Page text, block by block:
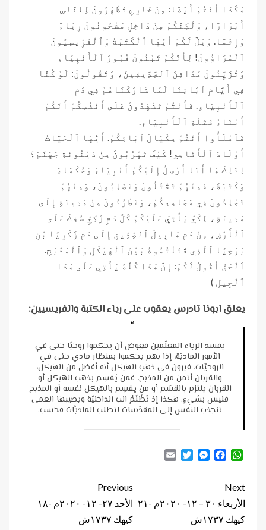
هَكَذَا أَنْتُمْ أَيْضًا: مِنْ خَارِجٍ تَظْهَرُونَ لِلنَّاسِ
أَبْرَارًا، وَلَكِنَّكُمْ مِنْ دَاخِلٍ مَشْحُونُونَ رِيَاءً
وَإِثْمًا. وَيْلٌ لَكُمْ أَيُّهَا ٱلْكَتَبَةُ وَٱلْفَرِّيسِيُّونَ
ٱلْمُرَاؤُونَ! لِأَنَّكُمْ تَبْنُونَ قُبُورَ ٱلْأَنْبِيَاءِ
وَتُزَيِّنُونَ مَدَافِنَ ٱلصِّدِّيقِينَ، وَتَقُولُونَ: لَوْ كُنَّا
فِي أَيَّامِ آبَائِنَا لَمَا شَارَكْنَاهُمْ فِي دَمِ
ٱلْأَنْبِيَاءِ. فَأَنْتُمْ تَشْهَدُونَ عَلَى أَنْفُسِكُمْ أَنَّكُمْ
أَبْنَاءُ قَتَلَةِ ٱلْأَنْبِيَاءِ.
فَٱمْلَأُوا أَنْتُمْ مِكْيَالَ آبَائِكُمْ. أَيُّهَا ٱلْحَيَّاتُ
أَوْلَادَ ٱلْأَفَاعِي! كَيْفَ تَهْرُبُونَ مِنْ دَيْنُونَةِ جَهَنَّمَ؟
لِذَلِكَ هَا أَنَا أُرْسِلُ إِلَيْكُمْ أَنْبِيَاءَ وَحُكَمَاءَ
وَكَتَبَةً، فَمِنْهُمْ تَقْتُلُونَ وَتَصْلِبُونَ، وَمِنْهُمْ
تَجْلِدُونَ فِي مَجَامِعِكُمْ، وَتَطْرُدُونَ مِنْ مَدِينَةٍ إِلَى
مَدِينَةٍ، لِكَيْ يَأْتِيَ عَلَيْكُمْ كُلُّ دَمٍ زَكِيٍّ سُفِكَ عَلَى
ٱلْأَرْضِ، مِنْ دَمِ هَابِيلَ ٱلصِّدِّيقِ إِلَى دَمِ زَكَرِيَّا بْنِ
بَرَخِيَّا ٱلَّذِي قَتَلْتُمُوهُ بَيْنَ ٱلْهَيْكَلِ وَٱلْمَذْبَحِ.
اَلْحَقَّ أَقُولُ لَكُمْ: إِنَّ هَذَا كُلَّهُ يَأْتِي عَلَى هَذَا
ٱلْجِيلِ )
يعلق ابونا تادرس يعقوب على رياء الكتبة والفريسيين:
يفسد الرياء المعلّمين فعِوض أن يحكموا روحيًا حتى في
الأمور الماديّة، إذا بهم يحكموا بمنظار مادي حتى في
الروحيّات. فيرون في ذهب الهيكل أنه أفضل من الهيكل،
والقربان أثمن من المذبح، فمن يُقسِم بذهب الهيكل أو
القربان يلتزم بالقسَم أو من يقسِم بالهيكل نفسه أو المذبح
فليس بشيءٍ. هكذا إذ تَظْلَمْ الب الداخليّة ويصيبها العمى
تنجذب النفس إلى المقدّسات لتطلب الماديَّات فحسب.
WhatsApp
Facebook
Messenger
Twitter
Continue
Reading
Previous
الأحد ٢٧- ١٢- ٢٠٢٠م -١٨
كيهك ١٧٣٧ش
Next
الأربعاء ٣٠ – ١٢- ٢٠٢٠م -٢١
كيهك ١٧٣٧ش